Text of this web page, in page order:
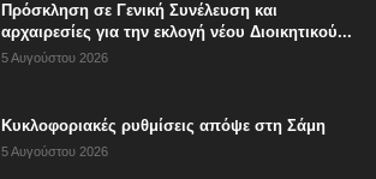
Πρόσκληση σε Γενική Συνέλευση και
αρχαιρεσίες για την εκλογή νέου Διοικητικού...
5 Αυγούστου 2026
Κυκλοφοριακές ρυθμίσεις απόψε στη Σάμη
5 Αυγούστου 2026